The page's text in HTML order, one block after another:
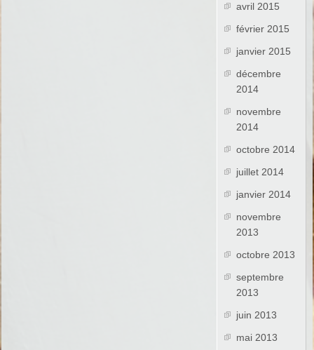
avril 2015
février 2015
janvier 2015
décembre
2014
novembre
2014
octobre 2014
juillet 2014
janvier 2014
novembre
2013
octobre 2013
septembre
2013
juin 2013
mai 2013